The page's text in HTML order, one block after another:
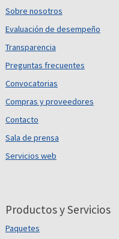
Sobre nosotros
Evaluación de desempeño
Transparencia
Preguntas frecuentes
Convocatorias
Compras y proveedores
Contacto
Sala de prensa
Servicios web
Productos y Servicios
Paquetes